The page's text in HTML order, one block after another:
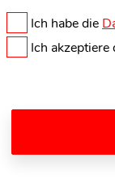
Ich habe die
Ich